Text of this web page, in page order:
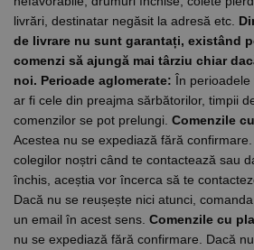
livrări, destinatar negăsit la adresă etc.
de livrare nu sunt garantați, existând
comenzi să ajungă mai târziu chiar
noi. Perioade aglomerate: În
ar fi cele din preajma sărbătorilor, timpii
comenzilor se pot prelungi. Comenzile
Acestea nu se expediază fără
colegilor noștri când te contactează sau
închis, aceștia vor încerca să te
Dacă nu se reușește nici atunci,
un email în acest sens. Comenzile cu
nu se expediază fără confirmare. Dacă